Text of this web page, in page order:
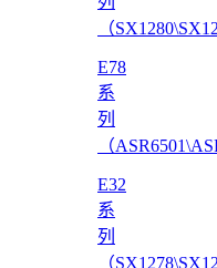
（
E78
系
列
（
E32
系
列
（